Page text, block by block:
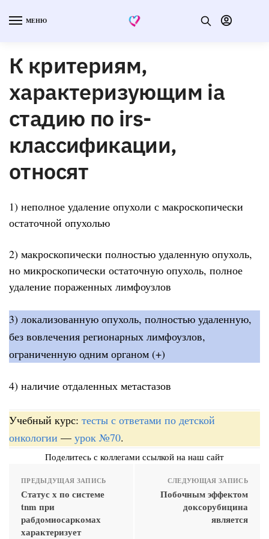
МЕНЮ
К критериям,
характеризующим iа
стадию по irs-
классификации,
относят
1) неполное удаление опухоли с макроскопически
остаточной опухолью
2) макроскопически полностью удаленную опухоль,
но микроскопически остаточную опухоль, полное
удаление пораженных лимфоузлов
3) локализованную опухоль, полностью удаленную,
без вовлечения регионарных лимфоузлов,
ограниченную одним органом (+)
4) наличие отдаленных метастазов
Учебный курс: тесты с ответами по детской
онкологии — урок №70.
Поделитесь с коллегами ссылкой на наш сайт
ПРЕДЫДУЩАЯ ЗАПИСЬ
Статус х по системе
tnm при
рабдомиосаркомах
характеризует
СЛЕДУЮЩАЯ ЗАПИСЬ
Побочным эффектом
доксорубицина
является